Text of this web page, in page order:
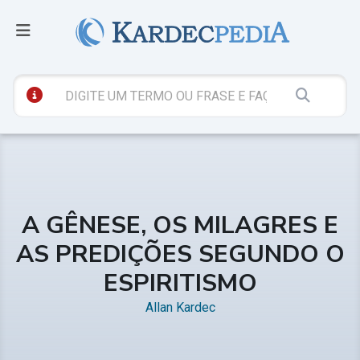
A GÊNESE, OS MILAGRES E
AS PREDIÇÕES SEGUNDO O
ESPIRITISMO
Allan Kardec